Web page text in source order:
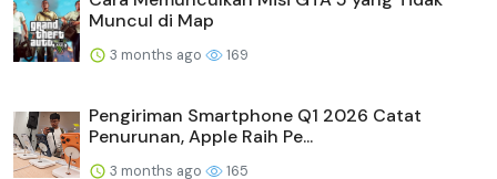
Muncul di Map
3 months ago 169
Pengiriman Smartphone Q1 2026 Catat
Penurunan, Apple Raih Pe...
3 months ago 165